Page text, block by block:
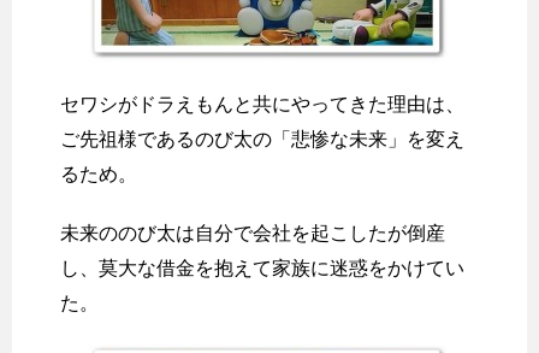
セワシがドラえもんと共にやってきた理由は、
ご先祖様であるのび太の「悲惨な未来」を変え
るため。
未来ののび太は自分で会社を起こしたが倒産
し、莫大な借金を抱えて家族に迷惑をかけてい
た。